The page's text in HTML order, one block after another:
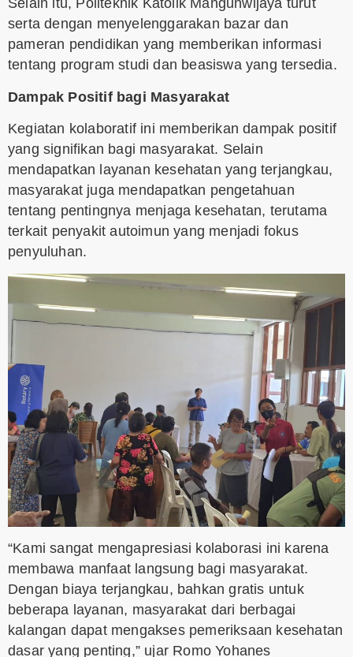
Selain itu, Politeknik Katolik Mangunwijaya turut
serta dengan menyelenggarakan bazar dan
pameran pendidikan yang memberikan informasi
tentang program studi dan beasiswa yang tersedia.
Dampak Positif bagi Masyarakat
Kegiatan kolaboratif ini memberikan dampak positif
yang signifikan bagi masyarakat. Selain
mendapatkan layanan kesehatan yang terjangkau,
masyarakat juga mendapatkan pengetahuan
tentang pentingnya menjaga kesehatan, terutama
terkait penyakit autoimun yang menjadi fokus
penyuluhan.
“Kami sangat mengapresiasi kolaborasi ini karena
membawa manfaat langsung bagi masyarakat.
Dengan biaya terjangkau, bahkan gratis untuk
beberapa layanan, masyarakat dari berbagai
kalangan dapat mengakses pemeriksaan kesehatan
dasar yang penting,” ujar Romo Yohanes